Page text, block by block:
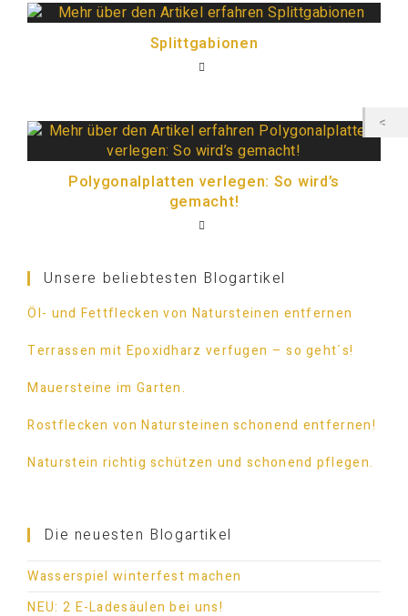
Splittgabionen
Polygonalplatten verlegen: So wird’s
gemacht!
Unsere beliebtesten Blogartikel
Öl- und Fettflecken von Natursteinen entfernen
Terrassen mit Epoxidharz verfugen – so geht´s!
Mauersteine im Garten.
Rostflecken von Natursteinen schonend entfernen!
Naturstein richtig schützen und schonend pflegen.
Die neuesten Blogartikel
Wasserspiel winterfest machen
NEU: 2 E-Ladesäulen bei uns!